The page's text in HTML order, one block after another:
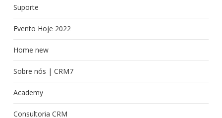
Suporte
Evento Hoje 2022
Home new
Sobre nós | CRM7
Academy
Consultoria CRM